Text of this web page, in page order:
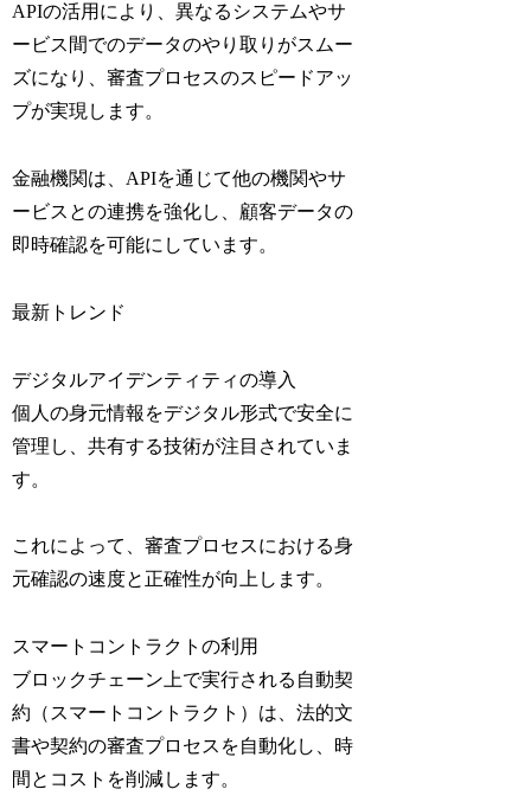
APIの活用により、異なるシステムやサ
ービス間でのデータのやり取りがスムー
ズになり、審査プロセスのスピードアッ
プが実現します。
金融機関は、APIを通じて他の機関やサ
ービスとの連携を強化し、顧客データの
即時確認を可能にしています。
最新トレンド
デジタルアイデンティティの導入
個人の身元情報をデジタル形式で安全に
管理し、共有する技術が注目されていま
す。
これによって、審査プロセスにおける身
元確認の速度と正確性が向上します。
スマートコントラクトの利用
ブロックチェーン上で実行される自動契
約（スマートコントラクト）は、法的文
書や契約の審査プロセスを自動化し、時
間とコストを削減します。